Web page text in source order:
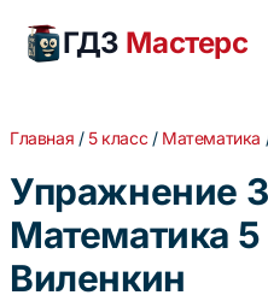
ГДЗ Мастерс
Главная / 5 класс / Математика
Упражнение
Математика 5
Виленкин